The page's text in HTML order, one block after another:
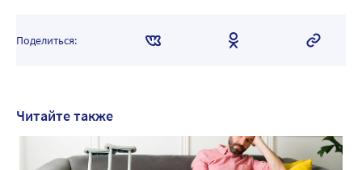
Поделиться:
Читайте также